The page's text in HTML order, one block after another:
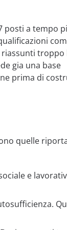
posti a tempo
troppo
gia una base
prima di
quelle
e